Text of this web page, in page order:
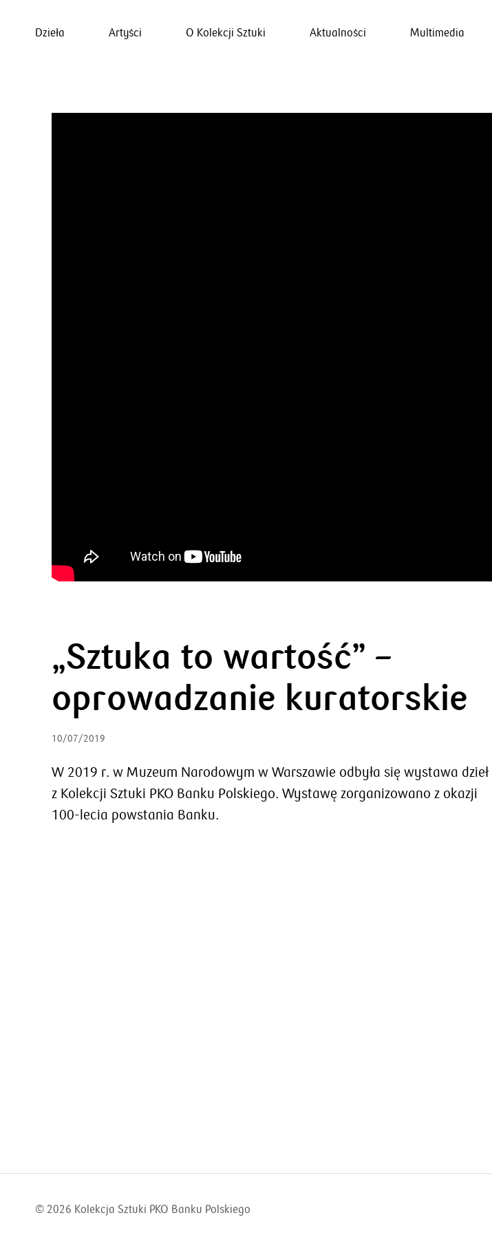
Dzieła Artyści O Kolekcji Sztuki Aktualności Multimedia
„Sztuka to wartość” –
oprowadzanie kuratorskie
10/07/2019
W 2019 r. w Muzeum Narodowym w Warszawie odbyła się wystawa dzieł
z Kolekcji Sztuki PKO Banku Polskiego. Wystawę zorganizowano z okazji
100-lecia powstania Banku.
© 2026 Kolekcja Sztuki PKO Banku Polskiego